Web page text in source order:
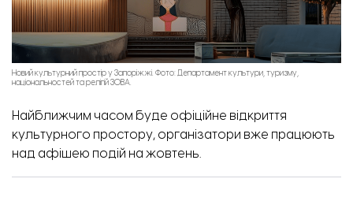
Новий культурний простір у Запоріжжі. Фото: Департамент культури, туризму,
національностей та релігій ЗОВА.
Найближчим часом буде офіційне відкриття
культурного простору, організатори вже працюють
над афішею подій на жовтень.